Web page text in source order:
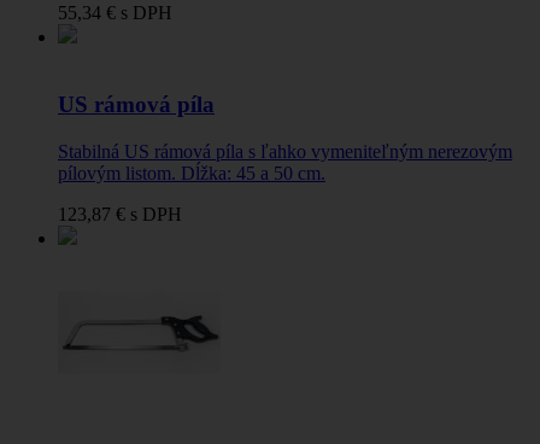
55,34 € s DPH
US rámová píla
Stabilná US rámová píla s ľahko vymeniteľným nerezovým
pílovým listom. Dĺžka: 45 a 50 cm.
123,87 € s DPH